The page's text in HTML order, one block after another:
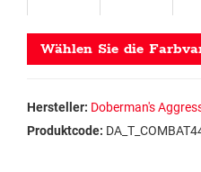
Wählen Sie die
Hersteller: Doberman's
Produktcode: